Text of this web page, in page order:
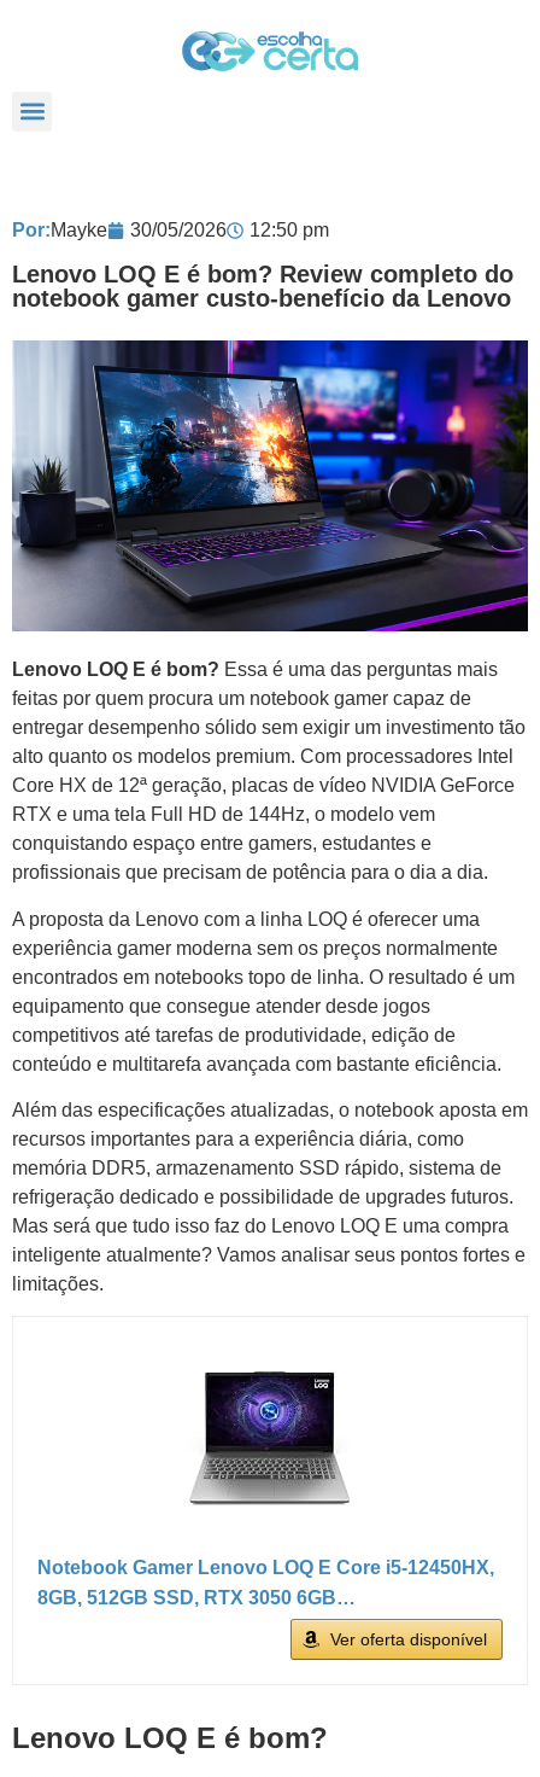
Por:Mayke 30/05/2026 12:50 pm
Lenovo LOQ E é bom? Review completo do
notebook gamer custo-benefício da Lenovo
Lenovo LOQ E é bom? Essa é uma das perguntas mais
feitas por quem procura um notebook gamer capaz de
entregar desempenho sólido sem exigir um investimento tão
alto quanto os modelos premium. Com processadores Intel
Core HX de 12ª geração, placas de vídeo NVIDIA GeForce
RTX e uma tela Full HD de 144Hz, o modelo vem
conquistando espaço entre gamers, estudantes e
profissionais que precisam de potência para o dia a dia.
A proposta da Lenovo com a linha LOQ é oferecer uma
experiência gamer moderna sem os preços normalmente
encontrados em notebooks topo de linha. O resultado é um
equipamento que consegue atender desde jogos
competitivos até tarefas de produtividade, edição de
conteúdo e multitarefa avançada com bastante eficiência.
Além das especificações atualizadas, o notebook aposta em
recursos importantes para a experiência diária, como
memória DDR5, armazenamento SSD rápido, sistema de
refrigeração dedicado e possibilidade de upgrades futuros.
Mas será que tudo isso faz do Lenovo LOQ E uma compra
inteligente atualmente? Vamos analisar seus pontos fortes e
limitações.
Notebook Gamer Lenovo LOQ E Core i5-12450HX,
8GB, 512GB SSD, RTX 3050 6GB…
Ver oferta disponível
Lenovo LOQ E é bom?